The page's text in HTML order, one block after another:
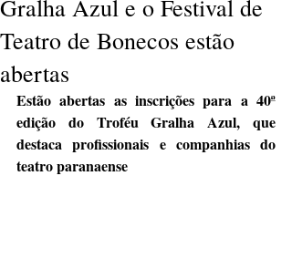
Gralha Azul e o Festival de
Teatro de Bonecos estão
abertas
Estão abertas as inscrições para a 40ª
edição do Troféu Gralha Azul, que
destaca profissionais e companhias do
teatro paranaense